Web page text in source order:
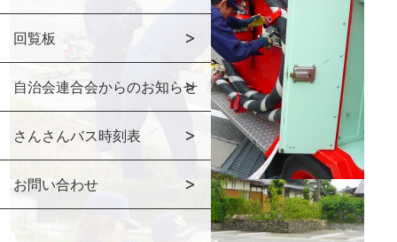
回覧板
自治会連合会からのお知らせ
さんさんバス時刻表
お問い合わせ